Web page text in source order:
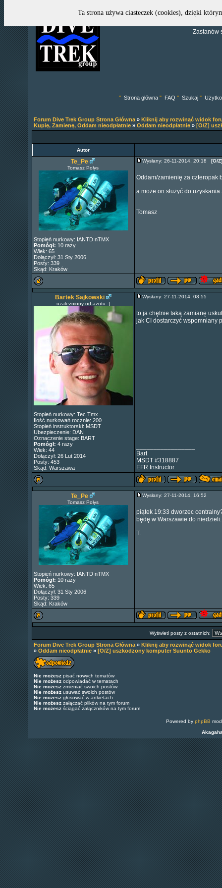
Zastanów
" Strona główna " FAQ " Szukaj "
Forum Dive Trek Group Strona Główna» Kliknij aby rozwinąć widok
Kupię, Zamienę, Oddam nieodpłatnie» Oddam nieodpłatnie» [O/Z]
Autor
Te_Pe
Tomasz Połys
Stopień nurkowy: IANTD nTMX
Pomógł: 10 razy
Wiek: 65
Dołączył: 31 Sty 2006
Posty: 339
Skąd: Kraków
Wysłany: 26-11-2014, 20:18 [O/
Oddam/zamienię za czteropak
a może on służyć do
Tomasz
Bartek Sajkowski
uzależniony od azotu :)
Stopień nurkowy: Tec Tmx
Ilość nurkowań rocznie: 200
Stopień instruktorski: MSDT
Ubezpieczenie: DAN
Oznaczenie stage: BART
Pomógł: 4 razy
Wiek: 44
Dołączył: 26 Lut 2014
Posty: 453
Skąd: Warszawa
Wysłany: 27-11-2014, 08:55
to ja chętnie taką zamianę
jak CI dostarczyć wspomniany
Bart
MSDT #318887
EFR Instructor
Te_Pe
Tomasz Połys
Stopień nurkowy: IANTD nTMX
Pomógł: 10 razy
Wiek: 65
Dołączył: 31 Sty 2006
Posty: 339
Skąd: Kraków
Wysłany: 27-11-2014, 16:52
piątek 19:33 dworzec
będę w Warszawie do niedzieli.
T.
Wyświetl posty z ostatnich:
Forum Dive Trek Group Strona Główna» Kliknij aby rozwinąć widok
» Oddam nieodpłatnie» [O/Z] uszkodzony komputer Suunto Gekko
Nie możeszpisać nowych tematów
Nie możeszodpowiadać w tematach
Nie możeszzmieniać swoich postów
Nie możeszusuwać swoich postów
Nie możeszgłosować w ankietach
Nie możeszzałączać plików na tym forum
Nie możeszściągać załączników na tym forum
Powered by phpBB
Ta strona używa ciasteczek (cookies), dzięki